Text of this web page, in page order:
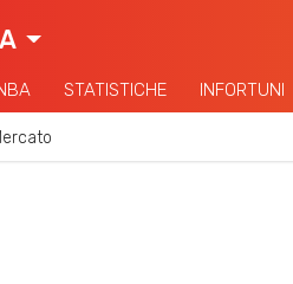
STATISTICHE INFORTUNI